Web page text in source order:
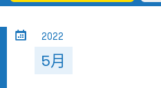
2022
5月